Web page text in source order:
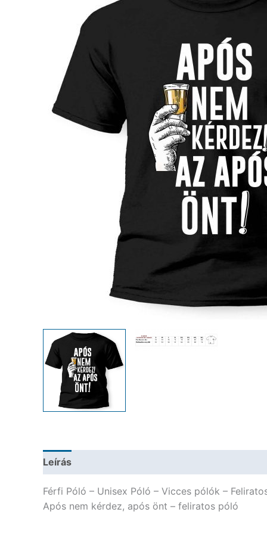
Leírás
Férfi Póló – Unisex Póló – Vicces pólók –
Após nem kérdez, após önt – feliratos póló